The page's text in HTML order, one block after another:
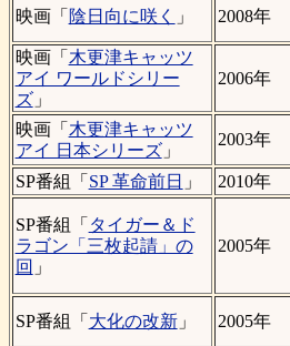
映画「 陰日向に咲く 」 2008年
映画「 木更津キャッツ
アイ ワールドシリー
ズ」
2006年
映画「 木更津キャッツ
アイ 日本シリーズ」
2003年
SP番組「 SP 革命前日 」 2010年
SP番組「 タイガー＆ド
ラゴン「三枚起請」の
回 」
2005年
SP番組「 大化の改新」 2005年